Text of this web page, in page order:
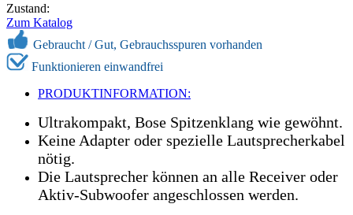
Zustand:
Zum Katalog
Gebraucht /Gut, Gebrauchsspuren vorhanden
Funktionieren einwandfrei
PRODUKTINFORMATION:
Ultrakompakt, Bose Spitzenklang wie gewöhnt.
Keine Adapter oder spezielle Lautsprecherkabel
nötig.
Die Lautsprecher können an alle Receiver oder
Aktiv-Subwoofer angeschlossen werden.